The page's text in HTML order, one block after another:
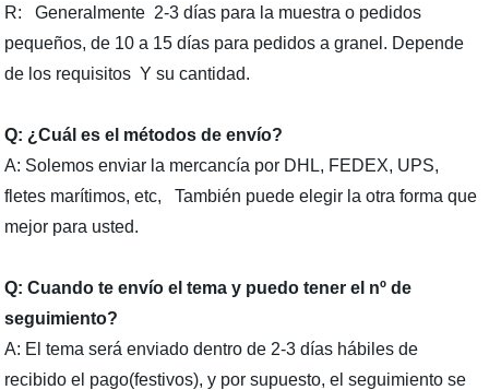
R: Generalmente 2-3 días para la muestra o pedidos
pequeños, de 10 a 15 días para pedidos a granel. Depende
de los requisitos Y su cantidad.
Q: ¿Cuál es el métodos de envío?
A: Solemos enviar la mercancía por DHL, FEDEX, UPS,
fletes marítimos, etc, También puede elegir la otra forma que
mejor para usted.
Q: Cuando te envío el tema y puedo tener el nº de
seguimiento?
A: El tema será enviado dentro de 2-3 días hábiles de
recibido el pago(festivos), y por supuesto, el seguimiento se